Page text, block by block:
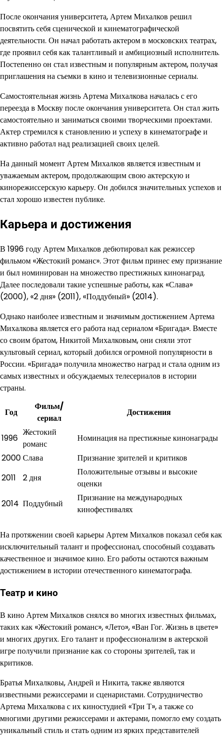
После окончания университета, Артем Михалков решил
посвятить себя сценической и кинематографической
деятельности. Он начал работать актером в московских театрах,
где проявил себя как талантливый и амбициозный исполнитель.
Постепенно он стал известным и популярным актером, получая
приглашения на съемки в кино и телевизионные сериалы.
Самостоятельная жизнь Артема Михалкова началась с его
переезда в Москву после окончания университета. Он стал жить
самостоятельно и заниматься своими творческими проектами.
Актер стремился к становлению и успеху в кинематографе и
активно работал над реализацией своих целей.
На данный момент Артем Михалков является известным и
уважаемым актером, продолжающим свою актерскую и
кинорежиссерскую карьеру. Он добился значительных успехов и
стал хорошо известен публике.
Карьера и достижения
В 1996 году Артем Михалков дебютировал как режиссер
фильмом «Жестокий романс». Этот фильм принес ему признание
и был номинирован на множество престижных кинонаград.
Далее последовали такие успешные работы, как «Слава»
(2000), «2 дня» (2011), «Поддубный» (2014).
Однако наиболее известным и значимым достижением Артема
Михалкова является его работа над сериалом «Бригада». Вместе
со своим братом, Никитой Михалковым, они сняли этот
культовый сериал, который добился огромной популярности в
России. «Бригада» получила множество наград и стала одним из
самых известных и обсуждаемых телесериалов в истории
страны.
Год
Фильм/
сериал
Достижения
1996
Жестокий
романс
Номинация на престижные кинонаграды
2000Слава
Признание зрителей и критиков
2011
2 дня
Положительные отзывы и высокие
оценки
2014 Поддубный
Признание на международных
кинофестивалях
На протяжении своей карьеры Артем Михалков показал себя как
исключительный талант и профессионал, способный создавать
качественное и значимое кино. Его работы остаются важным
достижением в истории отечественного кинематографа.
Театр и кино
В кино Артем Михалков снялся во многих известных фильмах,
таких как «Жестокий романс», «Лето», «Ван Гог. Жизнь в цвете»
и многих других. Его талант и профессионализм в актерской
игре получили признание как со стороны зрителей, так и
критиков.
Братья Михалковы, Андрей и Никита, также являются
известными режиссерами и сценаристами. Сотрудничество
Артема Михалкова с их киностудией «Три Т», а также со
многими другими режиссерами и актерами, помогло ему создать
уникальный стиль и стать одним из ярких представителей